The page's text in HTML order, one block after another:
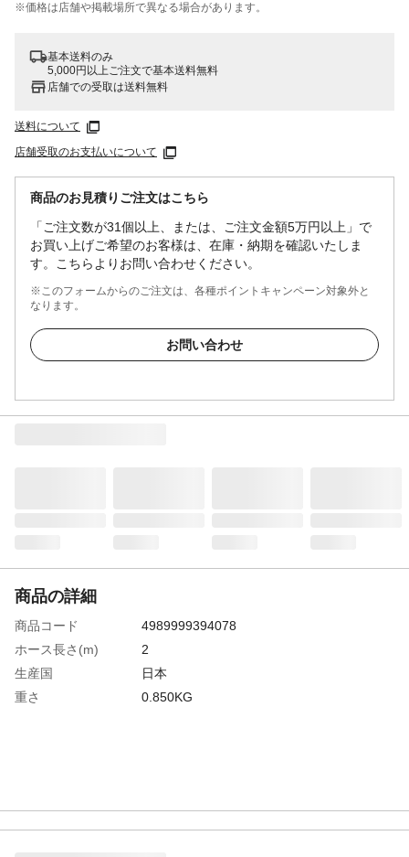
※価格は​店舗や​掲載場所で​異なる​場合が​あります。
基本送料のみ
5,000円以上ご注文で基本送料無料
店舗での受取は送料無料
送料について
店舗受取のお支払いについて
商品のお見積りご注文はこちら
「ご注文数が31個以上、または、ご注文金額5万円以上」で
お買い上げご希望のお客様は、在庫・納期を確認いたしま
す。こちらよりお問い合わせください。
※このフォームからのご注文は、各種ポイントキャンペーン対象外と
なります。
お問い合わせ
商品の詳細
商品コード
4989999394078
ホース長さ(m)
2
生産国
日本
重さ
0.850KG